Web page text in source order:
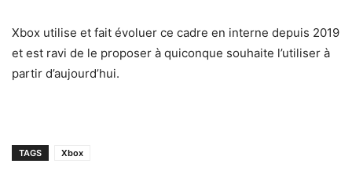
Xbox utilise et fait évoluer ce cadre en interne depuis 2019
et est ravi de le proposer à quiconque souhaite l’utiliser à
partir d’aujourd’hui.
TAGS Xbox